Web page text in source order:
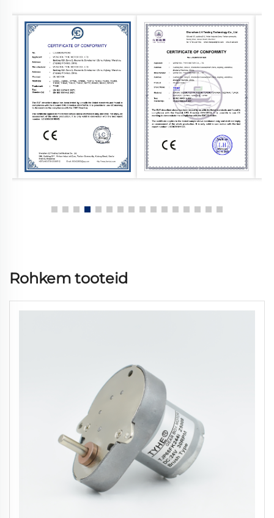
Rohkem tooteid